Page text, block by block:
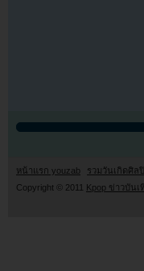
หน้าแรก youzab รวมวันเกิดศิล
Copyright © 2011 Kpop ข่าวบัน